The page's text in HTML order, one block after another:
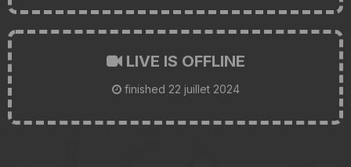
LIVE IS OFFLINE
finished 22 juillet 2024